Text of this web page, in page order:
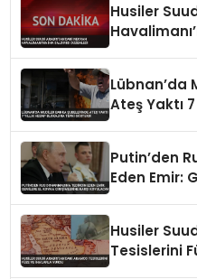
Husiler
Lübnan’da
Ateş Yaktı
Putin’den
Eden Emir:
Husiler
Tesislerini